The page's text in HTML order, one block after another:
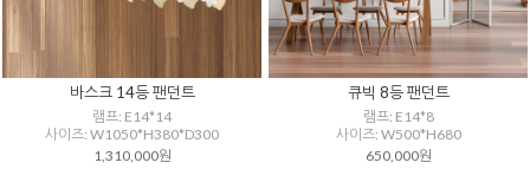
바스크 14등 팬던트
램프: E14*14
사이즈: W1050*H380*D300
1,310,000원
큐빅 8등 팬던트
램프: E14*8
사이즈: W500*H680
650,000원